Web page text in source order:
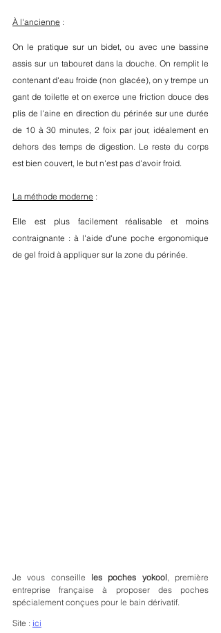
À l'ancienne :
On le pratique sur un bidet, ou avec une bassine
assis sur un tabouret dans la douche. On remplit le
contenant d'eau froide (non glacée), on y trempe un
gant de toilette et on exerce une friction douce des
plis de l'aine en direction du périnée sur une durée
de 10 à 30 minutes, 2 foix par jour, idéalement en
dehors des temps de digestion. Le reste du corps
est bien couvert, le but n'est pas d'avoir froid.
La méthode moderne :
Elle est plus facilement réalisable et moins
contraignante : à l'aide d'une poche ergonomique
de gel froid à appliquer sur la zone du périnée.
Je vous conseille les poches yokool, première
entreprise française à proposer des poches
spécialement conçues pour le bain dérivatif.
Site : ici